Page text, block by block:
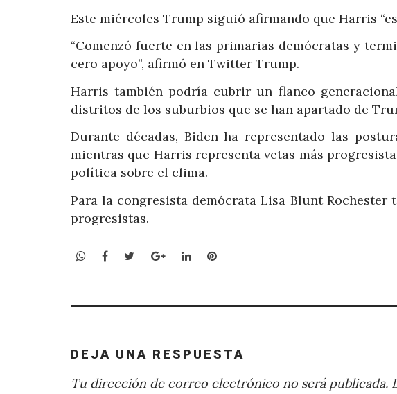
Este miércoles Trump siguió afirmando que Harris
“Comenzó fuerte en las primarias demócratas y
cero apoyo”, afirmó en Twitter Trump.
Harris también podría cubrir un flanco
distritos de los suburbios que se han apartado de
Durante décadas, Biden ha representado las
mientras que Harris representa vetas más
política sobre el clima.
Para la congresista demócrata Lisa Blunt
progresistas.
WhatsApp
Facebook
TwitterGoogle+LinkedInPinterest
DEJA UNA RESPUESTA
Tu dirección de correo electrónico no será publicada.